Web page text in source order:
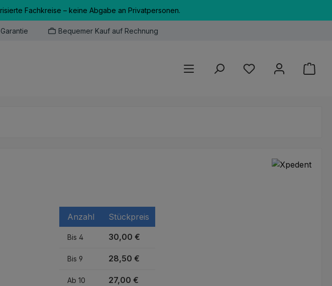
Fachkreise – keine Abgabe an Privatpersonen.
Bequemer Kauf auf Rechnung
Du hast 0 Produkte
Anzahl Stückpreis
Bis 4 30,00 €
Bis 9 28,50 €
Ab 10 27,00 €